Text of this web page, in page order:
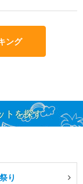
ング
トを探す
り